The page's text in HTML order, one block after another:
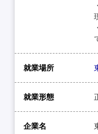
就業場所
就業形態
企業名